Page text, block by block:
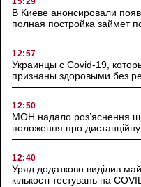
В Киеве анонсировали
полная постройка займет
12:57
Украинцы с Covid-19,
признаны здоровыми без
12:50
МОН надало роз’яснення
положення про
12:40
Уряд додатково виділив
кількості тестувань на